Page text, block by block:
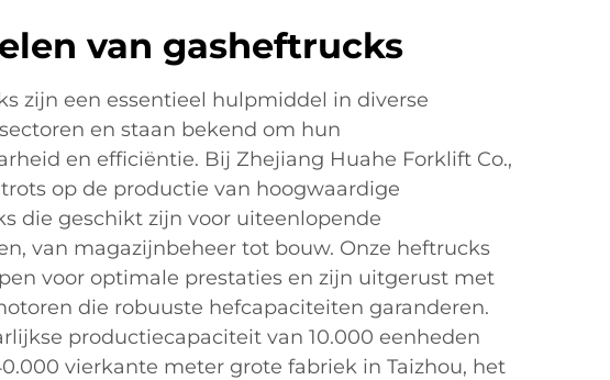
van gasheftrucks
zijn een essentieel hulpmiddel in diverse
en staan bekend om hun
en efficiëntie. Bij Zhejiang Huahe Forklift Co.,
op de productie van hoogwaardige
die geschikt zijn voor uiteenlopende
van magazijnbeheer tot bouw. Onze heftrucks
voor optimale prestaties en zijn uitgerust met
die robuuste hefcapaciteiten garanderen.
productiecapaciteit van 10.000 eenheden
vierkante meter grote fabriek in Taizhou, het